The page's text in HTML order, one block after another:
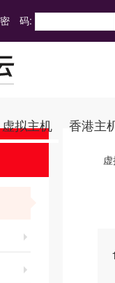
密 码:
虚拟主机 香港主